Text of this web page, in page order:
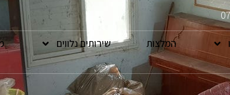
המלצות שירותים נלווים